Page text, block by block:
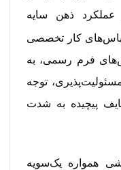
عملکرد ذهن سایه
کار تخصصی
فرم رسمی، به
توجه
پیچیده به شدت
همواره یک‌سویه